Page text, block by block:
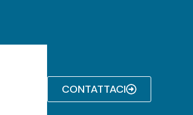
CONTATTACI